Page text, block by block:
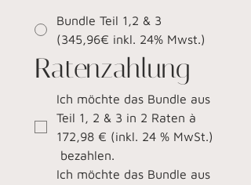
Bundle Teil 1,2 & 3
(345,96€ inkl. 24% Mwst.)
Ratenzahlung
Ich möchte das Bundle aus
Teil 1, 2 & 3 in 2 Raten à
172,98 € (inkl. 24 % MwSt.)
bezahlen.
Ich möchte das Bundle aus